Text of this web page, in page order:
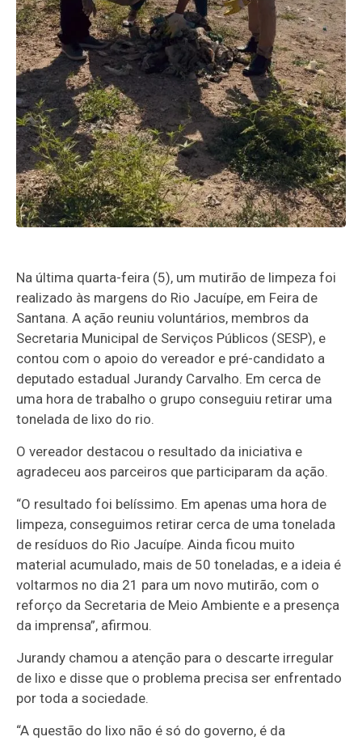
Na última quarta-feira (5), um mutirão de limpeza foi
realizado às margens do Rio Jacuípe, em Feira de
Santana. A ação reuniu voluntários, membros da
Secretaria Municipal de Serviços Públicos (SESP), e
contou com o apoio do vereador e pré-candidato a
deputado estadual Jurandy Carvalho. Em cerca de
uma hora de trabalho o grupo conseguiu retirar uma
tonelada de lixo do rio.
O vereador destacou o resultado da iniciativa e
agradeceu aos parceiros que participaram da ação.
“O resultado foi belíssimo. Em apenas uma hora de
limpeza, conseguimos retirar cerca de uma tonelada
de resíduos do Rio Jacuípe. Ainda ficou muito
material acumulado, mais de 50 toneladas, e a ideia é
voltarmos no dia 21 para um novo mutirão, com o
reforço da Secretaria de Meio Ambiente e a presença
da imprensa”, afirmou.
Jurandy chamou a atenção para o descarte irregular
de lixo e disse que o problema precisa ser enfrentado
por toda a sociedade.
“A questão do lixo não é só do governo, é da